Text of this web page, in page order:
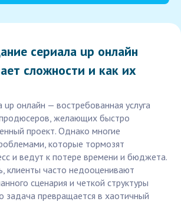
сериала up онлайн
сложности и как их
up онлайн — востребованная услуга
желающих быстро
проект. Однако многие
которые тормозят
и ведут к потере времени и бюджета.
клиенты часто недооценивают
сценария и четкой структуры
задача превращается в хаотичный